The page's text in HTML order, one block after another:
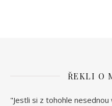
ŘEKLI O
"Jestli si z tohohle